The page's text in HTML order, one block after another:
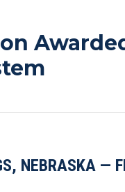
NEBRASKA —